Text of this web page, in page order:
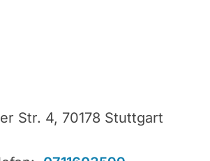
Str. 4, 70178 Stuttgart